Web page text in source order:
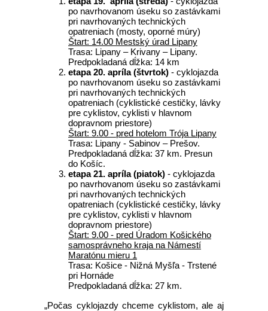
po navrhovanom úseku so zastávkami
pri navrhovaných technických
opatreniach (mosty, oporné múry)
Štart: 14.00 Mestský úrad Lipany
Trasa: Lipany – Krivany – Lipany.
Predpokladaná dĺžka: 14 km
etapa 20. apríla (štvrtok) - cyklojazda
po navrhovanom úseku so zastávkami
pri navrhovaných technických
opatreniach (cyklistické cestičky, lávky
pre cyklistov, cyklisti v hlavnom
dopravnom priestore)
Štart: 9.00 - pred hotelom Trója Lipany
Trasa: Lipany - Sabinov – Prešov.
Predpokladaná dĺžka: 37 km. Presun
do Košíc.
etapa 21. apríla (piatok) - cyklojazda
po navrhovanom úseku so zastávkami
pri navrhovaných technických
opatreniach (cyklistické cestičky, lávky
pre cyklistov, cyklisti v hlavnom
dopravnom priestore)
Štart: 9.00 - pred Úradom Košického
samosprávneho kraja na Námestí
Maratónu mieru 1
Trasa: Košice - Nižná Myšľa - Trstené
pri Hornáde
Predpokladaná dĺžka: 27 km.
„Počas cyklojazdy chceme cyklistom, ale aj